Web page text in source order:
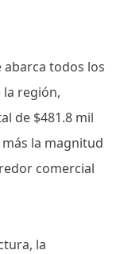
abarca todos los
región,
de $481.8 mil
la magnitud
comercial
la